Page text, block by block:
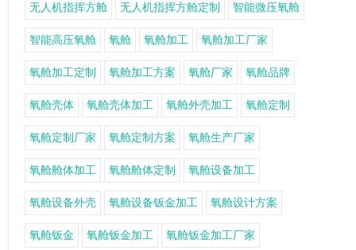
无人机指挥方舱 无人机指挥方舱定制 智能微压氧舱
智能高压氧舱 氧舱 氧舱加工 氧舱加工厂家
氧舱加工定制 氧舱加工方案 氧舱厂家 氧舱品牌
氧舱壳体 氧舱壳体加工 氧舱外壳加工 氧舱定制
氧舱定制厂家 氧舱定制方案 氧舱生产厂家
氧舱舱体加工 氧舱舱体定制 氧舱设备加工
氧舱设备外壳 氧舱设备钣金加工 氧舱设计方案
氧舱钣金 氧舱钣金加工 氧舱钣金加工厂家